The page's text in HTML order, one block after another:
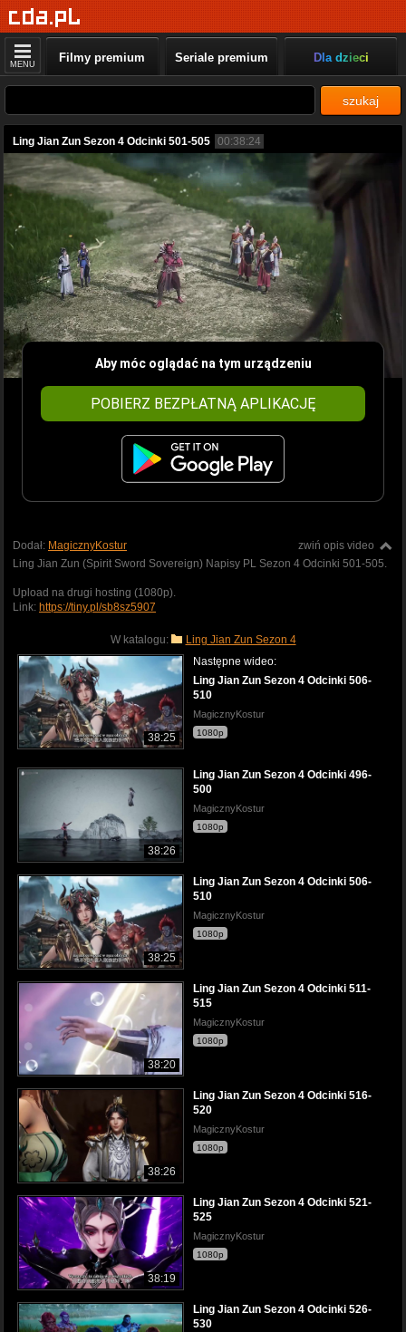
MENU Filmy premium Seriale premium Dla dzieci
szukaj
Ling Jian Zun Sezon 4 Odcinki 501-505 00:38:24
Aby móc oglądać na tym urządzeniu
POBIERZ BEZPŁATNĄ APLIKACJĘ
zwiń opis video
Dodał: MagicznyKostur
Ling Jian Zun (Spirit Sword Sovereign) Napisy PL Sezon 4 Odcinki 501-505.
Upload na drugi hosting (1080p).
Link: https://tiny.pl/sb8sz5907
W katalogu: Ling Jian Zun Sezon 4
38:25
Następne wideo:
Ling Jian Zun Sezon 4 Odcinki 506-
510
MagicznyKostur
1080p
38:26
Ling Jian Zun Sezon 4 Odcinki 496-
500
MagicznyKostur
1080p
38:25
Ling Jian Zun Sezon 4 Odcinki 506-
510
MagicznyKostur
1080p
38:20
Ling Jian Zun Sezon 4 Odcinki 511-
515
MagicznyKostur
1080p
38:26
Ling Jian Zun Sezon 4 Odcinki 516-
520
MagicznyKostur
1080p
38:19
Ling Jian Zun Sezon 4 Odcinki 521-
525
MagicznyKostur
1080p
Ling Jian Zun Sezon 4 Odcinki 526-
530